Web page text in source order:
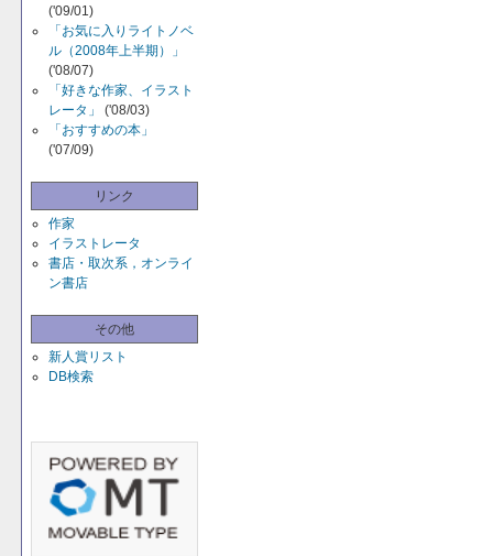
('09/01)
「お気に入りライトノベ
ル（2008年上半期）」
('08/07)
「好きな作家、イラスト
レータ」
('08/03)
「おすすめの本」
('07/09)
リンク
作家
イラストレータ
書店・取次系，オンライ
ン書店
その他
新人賞リスト
DB検索